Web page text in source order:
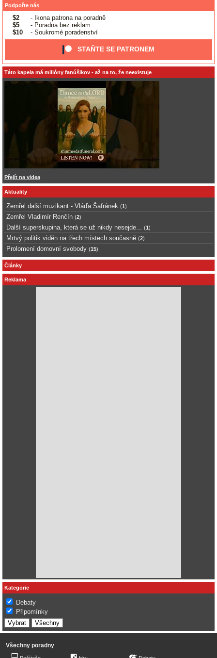
Podpořte nás
$2
- Ikona patrona na poradně
$5
- Poradna bez reklam
$10
- Soukromé poradenství
STAŇTE SE PATRONEM
Táto kapela má milióny fanúšikov - až na to, že neexistuje
Přejít na videa
Aktuality
Zemřel další muzikant - Vláďa Šafránek (1)
Zemřel Vladimír Renčín (2)
Další superskupina, která se už nikdy nesejde... (1)
Mrtvý politik viděn na třech místech současně (2)
Prolomení domovní svobody (15)
Články
Reklama
Kategorie
Debaty
Připomínky
Všechny poradny